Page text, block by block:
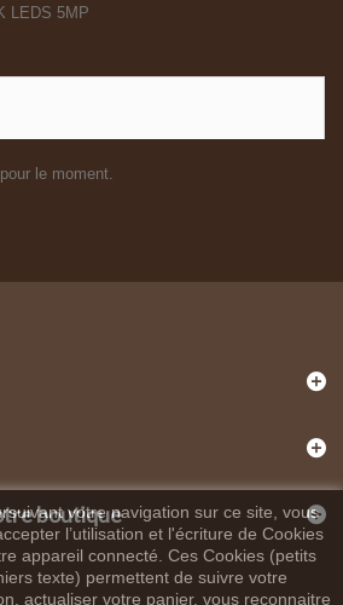
LEDS 5MP
le moment.
boutique
votre navigation sur ce site, vous
l’utilisation et l'écriture de Cookies
appareil connecté. Ces Cookies (petits
texte) permettent de suivre votre
actualiser votre panier, vous reconnaitre